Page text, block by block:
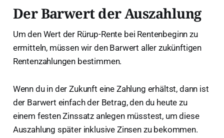
0
\
ti
m
es
2
=
1.
0
5
Der Barwert der Auszahlung
Um den Wert der Rürup-Rente bei Rentenbeginn zu
ermitteln, müssen wir den Barwert aller zukünftigen
Rentenzahlungen bestimmen.
Wenn du in der Zukunft eine Zahlung erhältst, dann ist
der Barwert einfach der Betrag, den du heute zu
einem festen Zinssatz anlegen müsstest, um diese
Auszahlung später inklusive Zinsen zu bekommen.